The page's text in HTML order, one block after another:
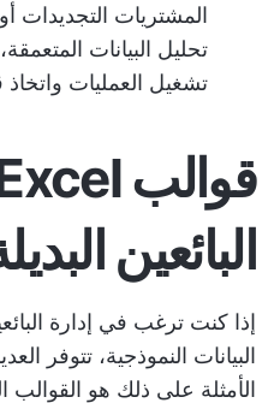
المشتريات التجديدات
تحليل البيانات
تشغيل العمليات
البائعين
إذا كنت ترغب في إدارة
البيانات النموذجية، تتوفر
الأمثلة على ذلك هو القوالب